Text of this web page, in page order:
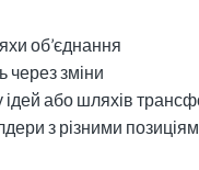
об’єднання
через зміни
або шляхів
з різними